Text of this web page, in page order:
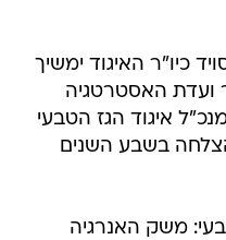
כיו"ר האיגוד ימשיך
ועדת האסטרטגיה
איגוד הגז הטבעי
בשבע השנים
משק האנרגיה